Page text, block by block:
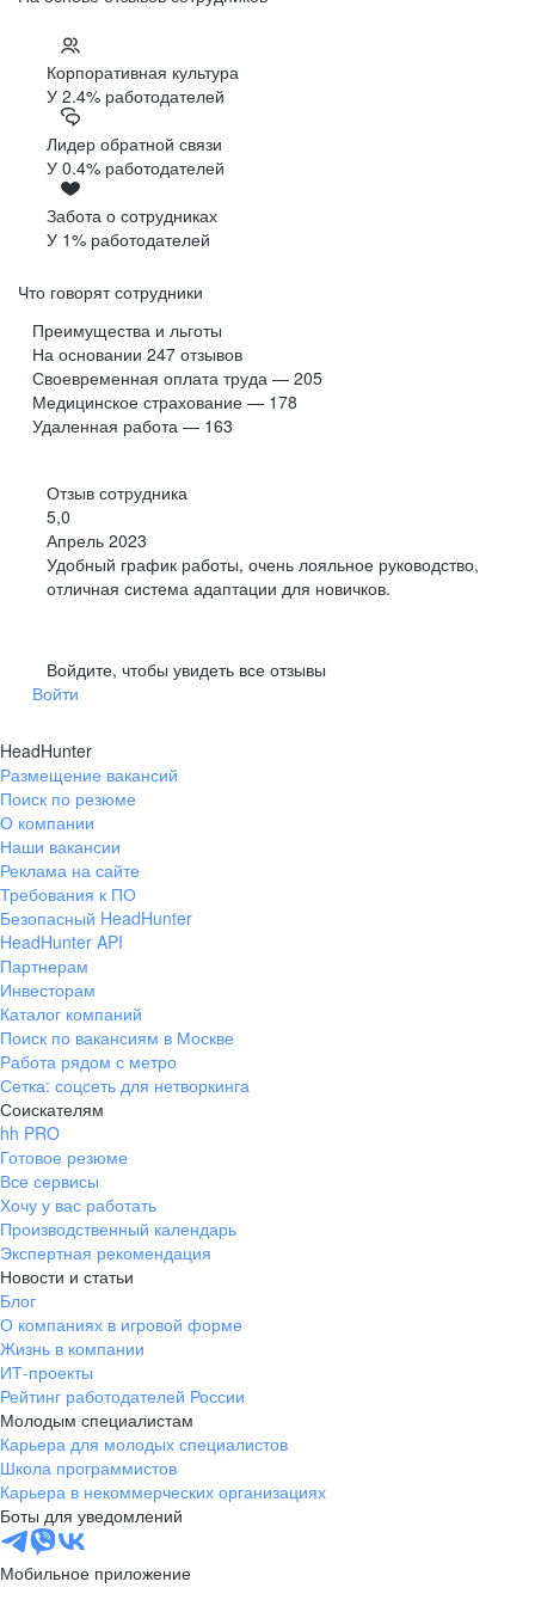
Корпоративная культура
У 2.4% работодателей
Лидер обратной связи
У 0.4% работодателей
Забота о сотрудниках
У 1% работодателей
Что говорят сотрудники
Преимущества и льготы
На основании 247 отзывов
Своевременная оплата труда — 205
Медицинское страхование — 178
Удаленная работа — 163
Отзыв сотрудника
5,0
Апрель 2023
Удобный график работы, очень лояльное руководство,
отличная система адаптации для новичков.
Войдите, чтобы увидеть все отзывы
Войти
HeadHunter
Размещение вакансий
Поиск по резюме
О компании
Наши вакансии
Реклама на сайте
Требования к ПО
Безопасный HeadHunter
HeadHunter API
Партнерам
Инвесторам
Каталог компаний
Поиск по вакансиям в Москве
Работа рядом с метро
Сетка: соцсеть для нетворкинга
Соискателям
hh PRO
Готовое резюме
Все сервисы
Хочу у вас работать
Производственный календарь
Экспертная рекомендация
Новости и статьи
Блог
О компаниях в игровой форме
Жизнь в компании
ИТ-проекты
Рейтинг работодателей России
Молодым специалистам
Карьера для молодых специалистов
Школа программистов
Карьера в некоммерческих организациях
Боты для уведомлений
Мобильное приложение